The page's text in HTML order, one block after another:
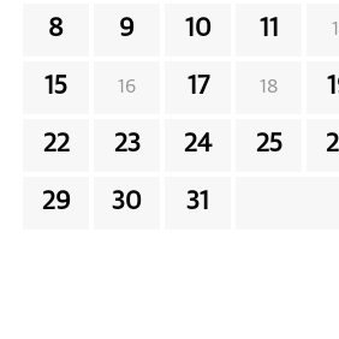
8 9 10 11
15 16 17 18
22 23 24 25
29 30 31